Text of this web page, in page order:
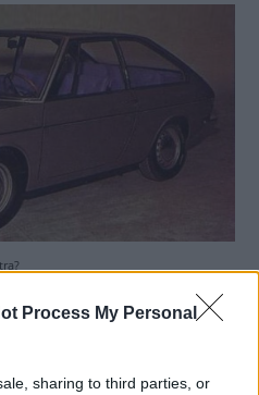
Process My Personal
sharing to third parties, or